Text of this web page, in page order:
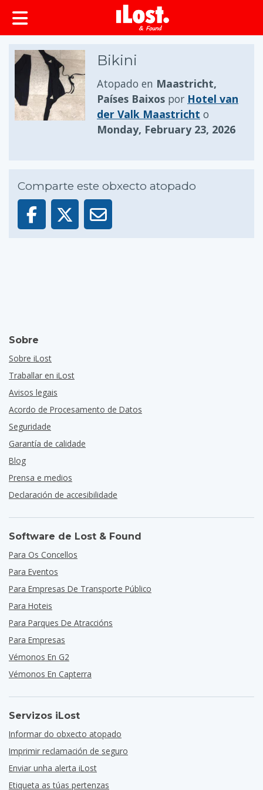
Bikini
Atopado en Maastricht,
Países Baixos por Hotel van
der Valk Maastricht o
Monday, February 23, 2026
Comparte este obxecto atopado
Sobre
Sobre iLost
Traballar en iLost
Avisos legais
Acordo de Procesamento de Datos
Seguridade
Garantía de calidade
Blog
Prensa e medios
Declaración de accesibilidade
Software de Lost & Found
Para Os Concellos
Para Eventos
Para Empresas De Transporte Público
Para Hoteis
Para Parques De Atraccións
Para Empresas
Vémonos En G2
Vémonos En Capterra
Servizos iLost
Informar do obxecto atopado
Imprimir reclamación de seguro
Enviar unha alerta iLost
Etiqueta as túas pertenzas